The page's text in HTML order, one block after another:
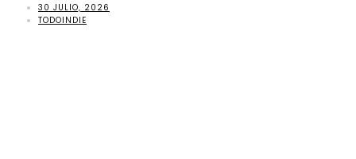
30 JULIO, 2026
TODOINDIE